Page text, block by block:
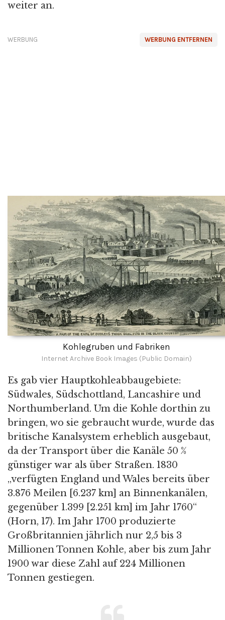
weiter an.
WERBUNG ENTFERNEN
WERBUNG
Kohlegruben und Fabriken
Internet Archive Book Images (Public Domain)
Es gab vier Hauptkohleabbaugebiete:
Südwales, Südschottland, Lancashire und
Northumberland. Um die Kohle dorthin zu
bringen, wo sie gebraucht wurde, wurde das
britische Kanalsystem erheblich ausgebaut,
da der Transport über die Kanäle 50 %
günstiger war als über Straßen. 1830
„verfügten England und Wales bereits über
3.876 Meilen [6.237 km] an Binnenkanälen,
gegenüber 1.399 [2.251 km] im Jahr 1760“
(Horn, 17). Im Jahr 1700 produzierte
Großbritannien jährlich nur 2,5 bis 3
Millionen Tonnen Kohle, aber bis zum Jahr
1900 war diese Zahl auf 224 Millionen
Tonnen gestiegen.